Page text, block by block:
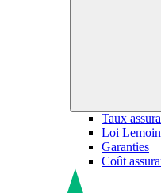
Taux
Loi
Garanties
Coût